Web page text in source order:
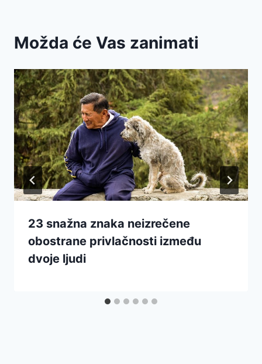
Možda će Vas zanimati
23 snažna znaka neizrečene
obostrane privlačnosti između
dvoje ljudi